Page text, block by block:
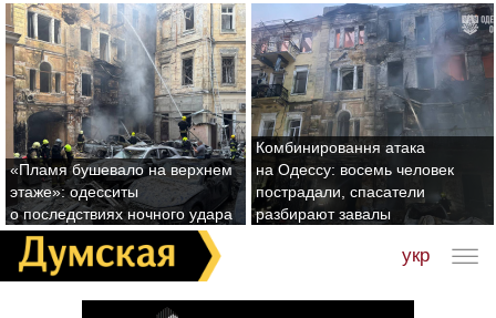
«Пламя бушевало на верхнем
этаже»: одесситы
о последствиях ночного удара
Комбинировання атака
на Одессу: восемь человек
пострадали, спасатели
разбирают завалы
укр